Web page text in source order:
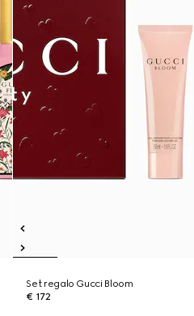
Set regalo Gucci Bloom
€ 172